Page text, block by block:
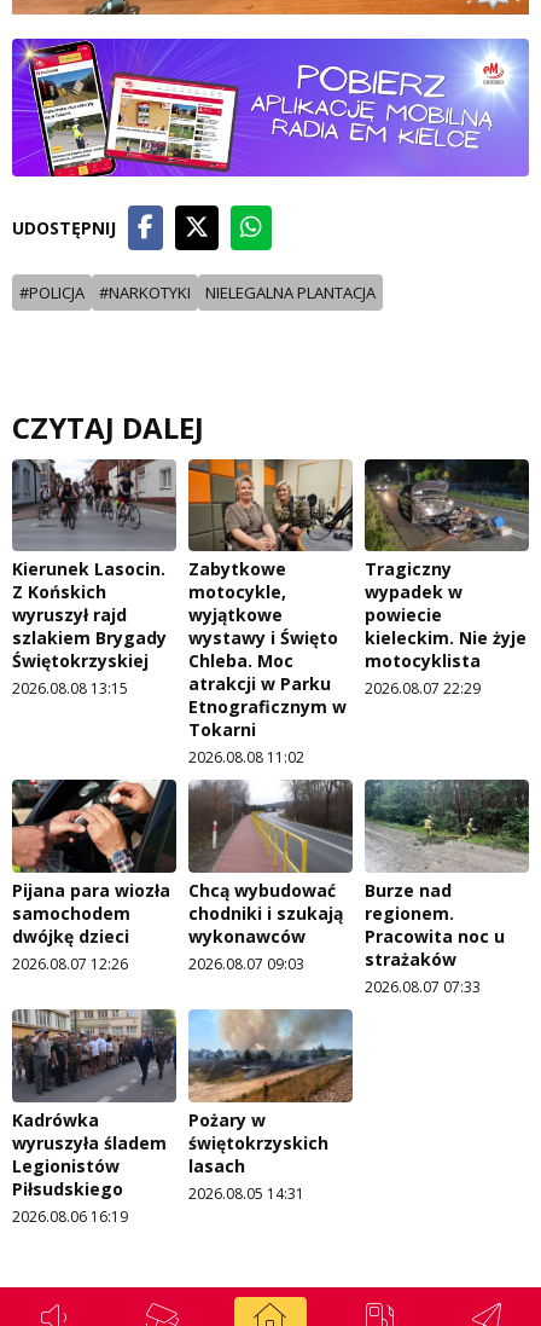
UDOSTĘPNIJ
#POLICJA #NARKOTYKI NIELEGALNA PLANTACJA
CZYTAJ DALEJ
Kierunek Lasocin.
Z Końskich
wyruszył rajd
szlakiem Brygady
Świętokrzyskiej
2026.08.08 13:15
Zabytkowe
motocykle,
wyjątkowe
wystawy i Święto
Chleba. Moc
atrakcji w Parku
Etnograficznym w
Tokarni
2026.08.08 11:02
Tragiczny
wypadek w
powiecie
kieleckim. Nie żyje
motocyklista
2026.08.07 22:29
Pijana para wiozła
samochodem
dwójkę dzieci
2026.08.07 12:26
Chcą wybudować
chodniki i szukają
wykonawców
2026.08.07 09:03
Burze nad
regionem.
Pracowita noc u
strażaków
2026.08.07 07:33
Kadrówka
wyruszyła śladem
Legionistów
Piłsudskiego
2026.08.06 16:19
Pożary w
świętokrzyskich
lasach
2026.08.05 14:31